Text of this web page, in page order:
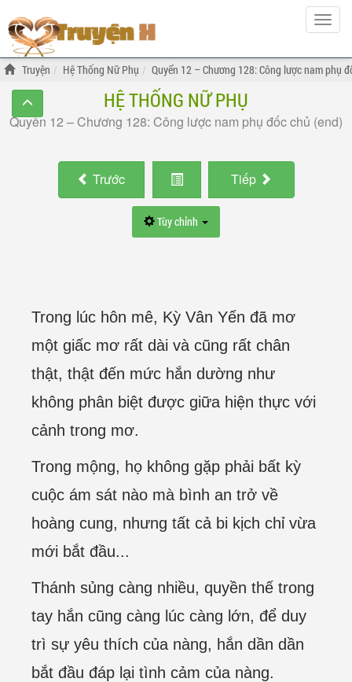
Hiện
menu
Truyện Hệ Thống Nữ Phụ Quyển 12 – Chương 128: Công lược nam phụ
HỆ THỐNG NỮ PHỤ
Quyển 12 – Chương 128: Công lược nam phụ đốc chủ (end)
Trước Tiếp
Tùy chỉnh
Trong lúc hôn mê, Kỳ Vân Yến đã mơ
một giấc mơ rất dài và cũng rất chân
thật, thật đến mức hắn dường như
không phân biệt được giữa hiện thực với
cảnh trong mơ.
Trong mộng, họ không gặp phải bất kỳ
cuộc ám sát nào mà bình an trở về
hoàng cung, nhưng tất cả bi kịch chỉ vừa
mới bắt đầu...
Thánh sủng càng nhiều, quyền thế trong
tay hắn cũng càng lúc càng lớn, để duy
trì sự yêu thích của nàng, hắn dần dần
bắt đầu đáp lại tình cảm của nàng.